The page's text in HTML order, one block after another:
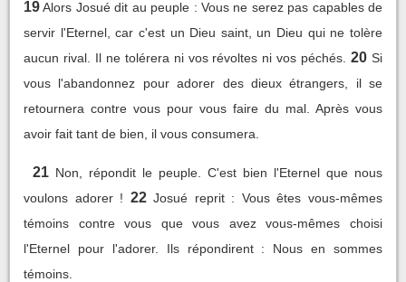
19 Alors Josué dit au peuple : Vous ne serez pas capables de
servir l'Eternel, car c'est un Dieu saint, un Dieu qui ne tolère
aucun rival. Il ne tolérera ni vos révoltes ni vos péchés. 20 Si
vous l'abandonnez pour adorer des dieux étrangers, il se
retournera contre vous pour vous faire du mal. Après vous
avoir fait tant de bien, il vous consumera.
21 Non, répondit le peuple. C'est bien l'Eternel que nous
voulons adorer ! 22 Josué reprit : Vous êtes vous-mêmes
témoins contre vous que vous avez vous-mêmes choisi
l'Eternel pour l'adorer. Ils répondirent : Nous en sommes
témoins.